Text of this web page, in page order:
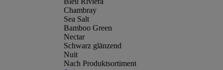
Chambray
Sea Salt
Bamboo Green
Nectar
Schwarz glänzend
Nuit
Nach Produktsortiment